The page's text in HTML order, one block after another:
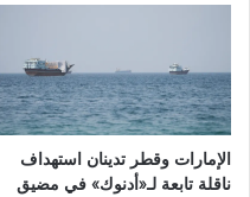
الإمارات وقطر تدينان استهداف
ناقلة تابعة لـ«أدنوك» في مضيق